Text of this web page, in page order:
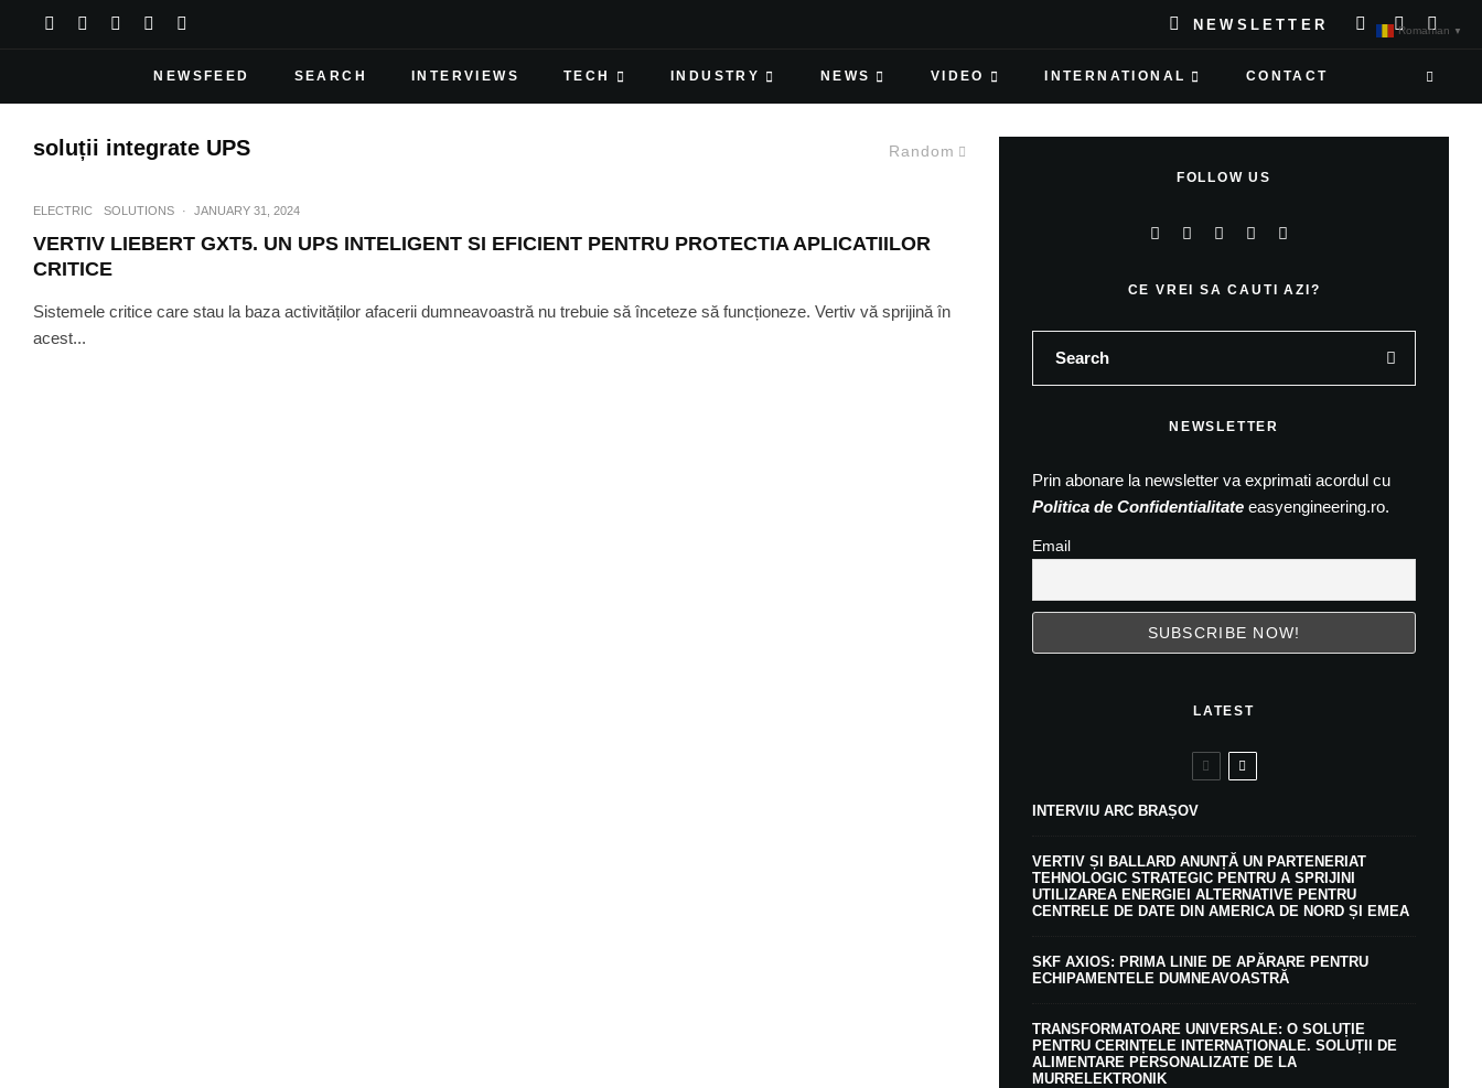
NEWSLETTER
NEWSFEED SEARCH INTERVIEWS TECH INDUSTRY NEWS VIDEO INTERNATIONAL CONTACT
Random
soluții integrate UPS
ELECTRIC SOLUTIONS · JANUARY 31, 2024
VERTIV LIEBERT GXT5. UN UPS INTELIGENT SI EFICIENT PENTRU PROTECTIA APLICATIILOR
CRITICE
Sistemele critice care stau la baza activităților afacerii dumneavoastră nu trebuie să înceteze să funcționeze. Vertiv vă sprijină în
acest...
FOLLOW US
CE VREI SA CAUTI AZI?
NEWSLETTER
Prin abonare la newsletter va exprimati acordul cu
Politica de Confidentialitate easyengineering.ro.
Email
LATEST
INTERVIU ARC BRAȘOV
VERTIV ȘI BALLARD ANUNȚĂ UN PARTENERIAT
TEHNOLOGIC STRATEGIC PENTRU A SPRIJINI
UTILIZAREA ENERGIEI ALTERNATIVE PENTRU
CENTRELE DE DATE DIN AMERICA DE NORD ȘI EMEA
SKF AXIOS: PRIMA LINIE DE APĂRARE PENTRU
ECHIPAMENTELE DUMNEAVOASTRĂ
TRANSFORMATOARE UNIVERSALE: O SOLUȚIE
PENTRU CERINȚELE INTERNAȚIONALE. SOLUȚII DE
ALIMENTARE PERSONALIZATE DE LA
MURRELEKTRONIK
Romanian ▼